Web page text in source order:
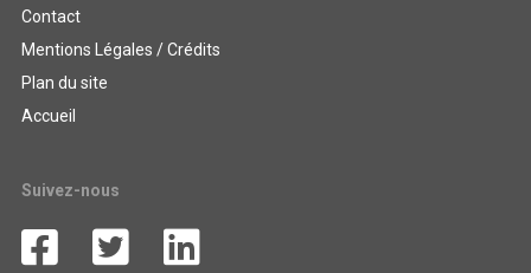
Contact
Mentions Légales / Crédits
Plan du site
Accueil
Suivez-nous